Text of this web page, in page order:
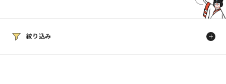
絞り込み
業種